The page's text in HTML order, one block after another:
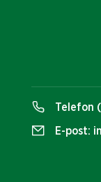
Telefon
E-post: